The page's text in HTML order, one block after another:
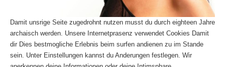
Damit unsrige Seite zugedrohnt nutzen musst du durch eighteen Jahre
archaisch werden. Unsere Internetprasenz verwendet Cookies Damit
dir Dies bestmogliche Erlebnis beim surfen andienen zu im Stande
sein. Unter Einstellungen kannst du Anderungen festlegen. Wir